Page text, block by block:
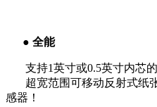
● 全能
支持1英寸或0.5英寸内芯
超宽范围可移动反射式纸
感器！